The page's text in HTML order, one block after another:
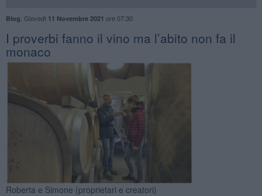
Blog Giovedì 11 Novembre 2021 ore 07:30
​I proverbi fanno il vino ma l’abito non fa il
monaco
Roberta e Simone (proprietari e creatori)